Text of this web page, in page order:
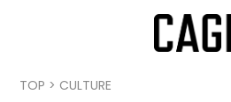
TOP > CULTURE